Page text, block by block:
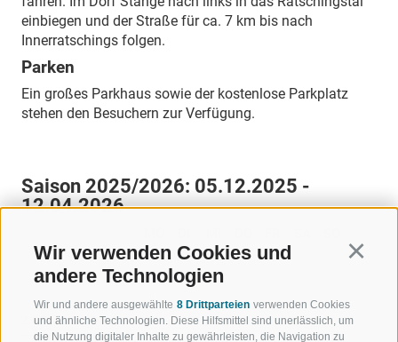
Wir verwenden Cookies und
andere Technologien
Wir und andere ausgewählte 8 Drittparteien verwenden Cookies
und ähnliche Technologien. Diese Hilfsmittel sind unerlässlich, um
die Nutzung digitaler Inhalte zu gewährleisten, die Navigation zu
einbiegen und der Straße für ca. 7 km bis nach
Innerratschings folgen.
Parken
Ein großes Parkhaus sowie der kostenlose Parkplatz
stehen den Besuchern zur Verfügung.
Saison 2025/2026: 05.12.2025 -
12.04.2026
09:00 - 17:00
ZURÜCK